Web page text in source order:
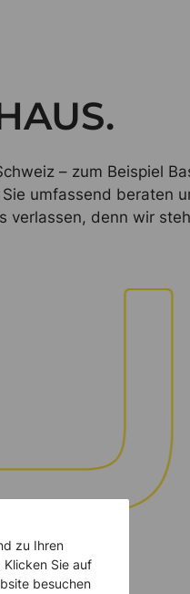
– zum Beispiel
umfassend beraten
verlassen, denn wir
zu Ihren
Klicken Sie auf
besuchen